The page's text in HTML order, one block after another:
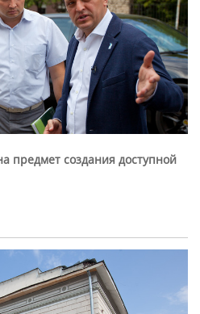
предмет создания доступной